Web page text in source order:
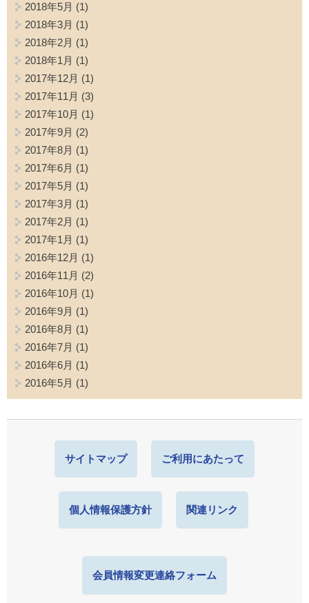
2018年5月 (1)
2018年3月 (1)
2018年2月 (1)
2018年1月 (1)
2017年12月 (1)
2017年11月 (3)
2017年10月 (1)
2017年9月 (2)
2017年8月 (1)
2017年6月 (1)
2017年5月 (1)
2017年3月 (1)
2017年2月 (1)
2017年1月 (1)
2016年12月 (1)
2016年11月 (2)
2016年10月 (1)
2016年9月 (1)
2016年8月 (1)
2016年7月 (1)
2016年6月 (1)
2016年5月 (1)
サイトマップ ご利用にあたって
個人情報保護方針 関連リンク
会員情報変更連絡フォーム